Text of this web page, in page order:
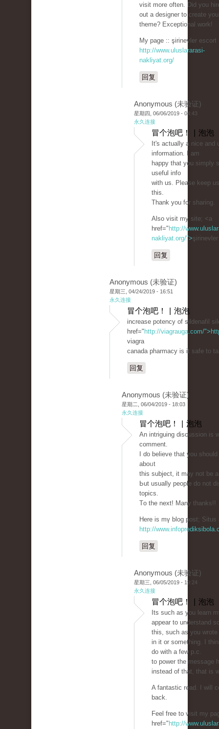
visit more often. Did you
out a designer to create
theme? Exceptional work!
My page :: şirinevler escort
http://www.uluslararasi-
nakliyat.org/
回复
Anonymous (未验证)
星期四, 06/06/2019 - 04:43
永久连接
冒个泡吧！ | 泡泡
It's actually a nice and
information. I am
happy that you simply
useful info
with us. Please keep
this.
Thank you for sharing.
Also visit my site; <a
href=" http://
nakliyat.org/">
回复
Anonymous (未验证)
星期三, 04/24/2019 - 16:51
永久连接
冒个泡吧！ | 泡泡
increase potency of sildenafil
href=" http://viagrauga.com/
viagra
canada pharmacy is it safe to
回复
Anonymous (未验证)
星期二, 06/04/2019 - 18:03
永久连接
冒个泡吧！ | 泡泡
An intriguing discussion іѕ
сomment.
I ɗo believe that you should
aboᥙt
thiѕ subject, it may not bе
Ьut usually people ԁo not
topics.
Тo the next! Many thankѕ!!
Hеre is mү blog post; Situs
http://
回复
Anonymous (未验证)
星期三, 06/05/2019 - 19:24
永久连接
冒个泡吧！ | 泡泡
Its such as you learn
appear to understand
this, such as you wrote
in it or something. I
do with a few p.c.
to power the message
instead of that, that is
A fantastic read. I will
back.
Feel free to visit my
href=" http://